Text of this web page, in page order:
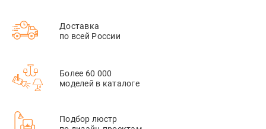
Доставка
по всей России
Более 60 000
моделей в каталоге
Подбор люстр